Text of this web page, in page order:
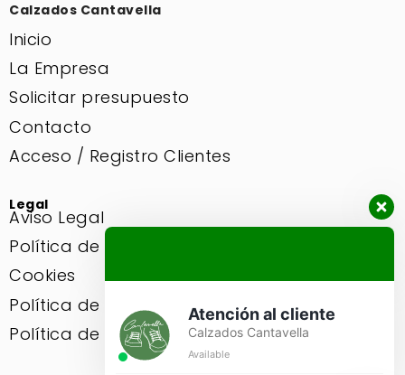
Calzados Cantavella
Inicio
La Empresa
Solicitar presupuesto
Contacto
Acceso / Registro Clientes
Legal
Aviso Legal
Política de privacidad
Cookies
Política de Envios
Política de Compras
Atención al cliente
Calzados Cantavella
Available